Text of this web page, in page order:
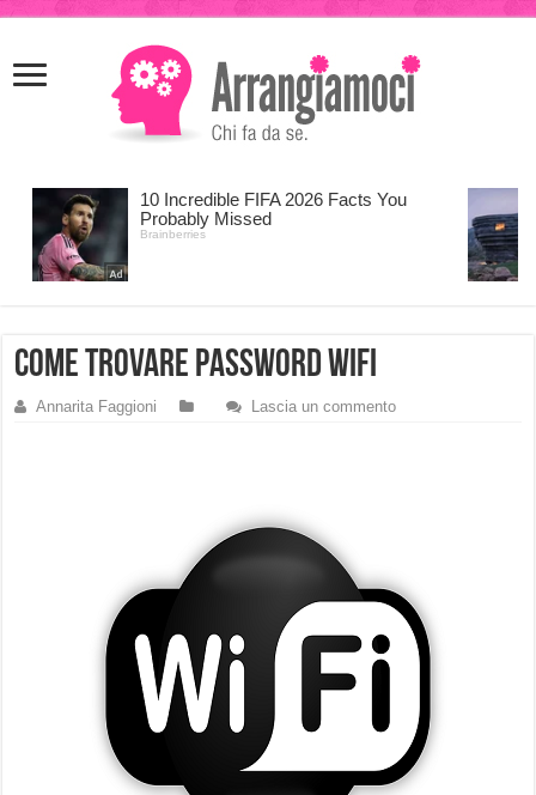
giriş
kingroyal
come trovare password wifi
Annarita Faggioni Lascia un commento